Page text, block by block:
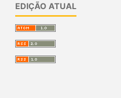
EDIÇÃO ATUAL